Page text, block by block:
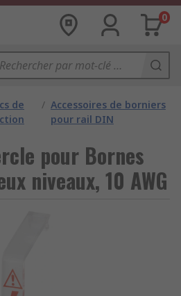
0
de
/ Accessoires de borniers
pour rail DIN
pour Bornes
niveaux, 10 AWG